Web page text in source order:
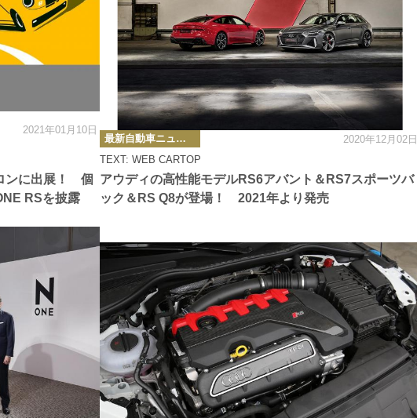
ンに出展！ 個
RSを披露
2021年01月10日
アウディの高性能モデルRS6アバント＆RS7スポーツバ
ック＆RS Q8が登場！ 2021年より発売
TEXT: WEB CARTOP
カ
テ
ゴ
リ
ー
最新自動車ニュース 2020年12月02日